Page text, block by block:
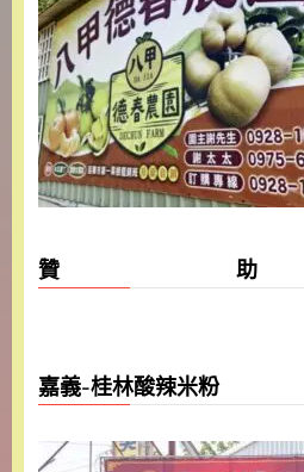
贊 助
嘉義-桂林酸辣米粉